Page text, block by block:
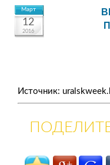
Март
12
2016
Источник: